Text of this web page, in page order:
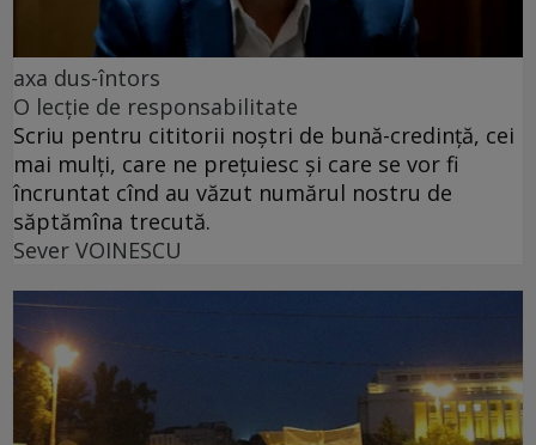
axa dus-întors
O lecție de responsabilitate
Scriu pentru cititorii noștri de bună-credință, cei
mai mulți, care ne prețuiesc și care se vor fi
încruntat cînd au văzut numărul nostru de
săptămîna trecută.
Sever VOINESCU